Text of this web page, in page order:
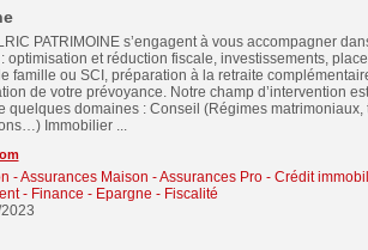
PATRIMOINE s’engagent à vous accompagner
optimisation et réduction fiscale, investissements,
famille ou SCI, préparation à la retraite
de votre prévoyance. Notre champ d’intervention
quelques domaines : Conseil (Régimes matrimoniaux,
Immobilier ...
- Assurances Maison - Assurances Pro- Crédit
- Finance - Epargne - Fiscalité